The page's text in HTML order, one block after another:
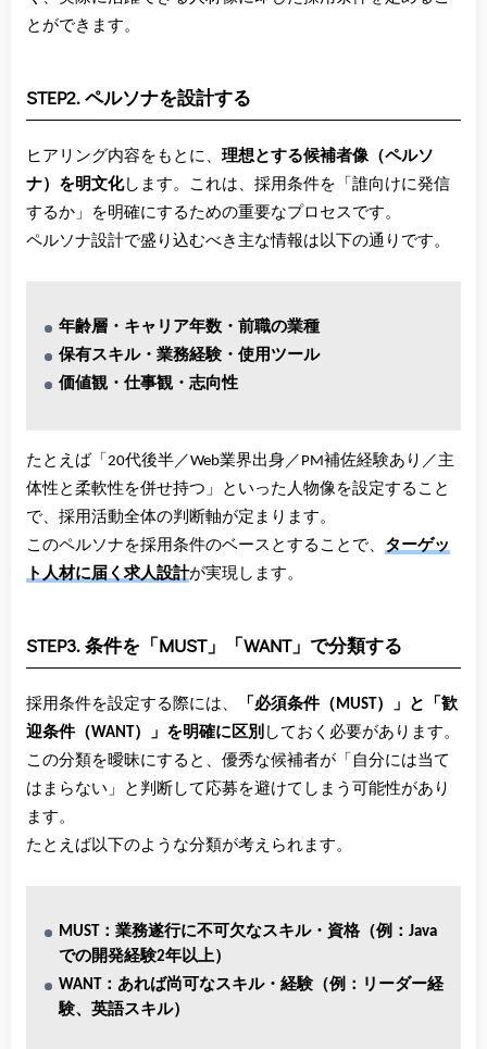
とができます。
STEP2. ペルソナを設計する
ヒアリング内容をもとに、 理想とする候補者像（ペルソ
ナ）を明文化します。これは、採用条件を「誰向けに発信
するか」を明確にするための重要なプロセスです。
ペルソナ設計で盛り込むべき主な情報は以下の通りです。
年齢層・キャリア年数・前職の業種
保有スキル・業務経験・使用ツール
価値観・仕事観・志向性
たとえば「20代後半／Web業界出身／PM補佐経験あり／主
体性と柔軟性を併せ持つ」といった人物像を設定すること
で、採用活動全体の判断軸が定まります。
このペルソナを採用条件のベースとすることで、 ターゲッ
ト人材に届く求人設計が実現します。
STEP3. 条件を「MUST」「WANT」で分類する
採用条件を設定する際には、
「必須条件（MUST）」と「歓
迎条件（WANT）」を明確に区別 しておく必要があります。
この分類を曖昧にすると、優秀な候補者が「自分には当て
はまらない」と判断して応募を避けてしまう可能性があり
ます。
たとえば以下のような分類が考えられます。
MUST：業務遂行に不可欠なスキル・資格（例：Java
での開発経験2年以上）
WANT：あれば尚可なスキル・経験（例：リーダー経
験、英語スキル）